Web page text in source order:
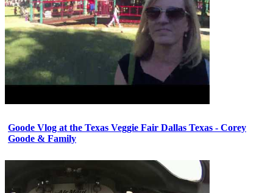
Goode Vlog at the Texas Veggie Fair Dallas Texas - Corey
Goode & Family